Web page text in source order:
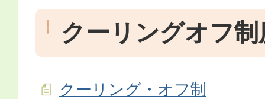
クーリングオフ制
クーリング・オフ制